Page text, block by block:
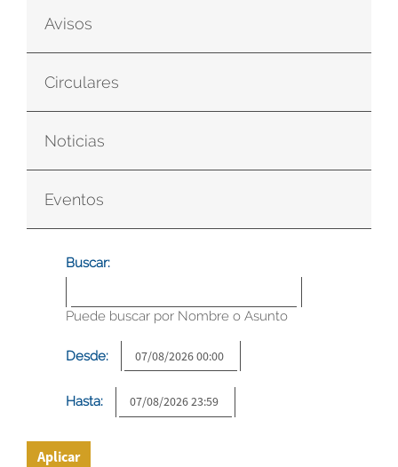
Avisos
Circulares
Noticias
Eventos
Buscar:
Puede buscar por Nombre o Asunto
Desde:
Hasta:
Aplicar